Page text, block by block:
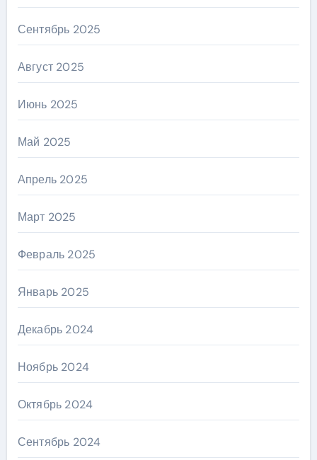
Сентябрь 2025
Август 2025
Июнь 2025
Май 2025
Апрель 2025
Март 2025
Февраль 2025
Январь 2025
Декабрь 2024
Ноябрь 2024
Октябрь 2024
Сентябрь 2024